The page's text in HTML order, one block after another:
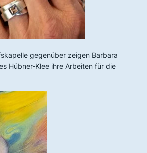
gegenüber zeigen Barbara
Hübner-Klee ihre Arbeiten für die